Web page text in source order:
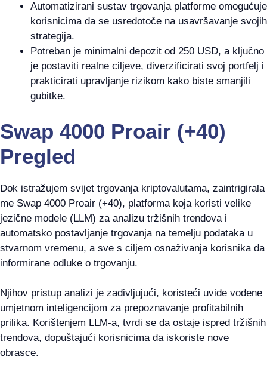
Automatizirani sustav trgovanja platforme omogućuje
korisnicima da se usredotoče na usavršavanje svojih
strategija.
Potreban je minimalni depozit od 250 USD, a ključno
je postaviti realne ciljeve, diverzificirati svoj portfelj i
prakticirati upravljanje rizikom kako biste smanjili
gubitke.
Swap 4000 Proair (+40)
Pregled
Dok istražujem svijet trgovanja kriptovalutama, zaintrigirala
me Swap 4000 Proair (+40), platforma koja koristi velike
jezične modele (LLM) za analizu tržišnih trendova i
automatsko postavljanje trgovanja na temelju podataka u
stvarnom vremenu, a sve s ciljem osnaživanja korisnika da
informirane odluke o trgovanju.
Njihov pristup analizi je zadivljujući, koristeći uvide vođene
umjetnom inteligencijom za prepoznavanje profitabilnih
prilika. Korištenjem LLM-a, tvrdi se da ostaje ispred tržišnih
trendova, dopuštajući korisnicima da iskoriste nove
obrasce.